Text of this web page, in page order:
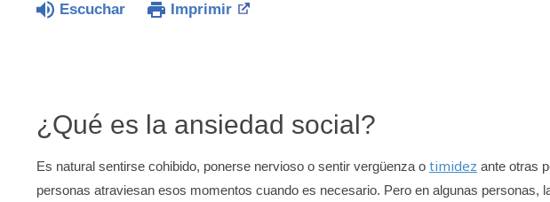
Escuchar Imprimir
¿Qué es la ansiedad social?
Es natural sentirse cohibido, ponerse nervioso o sentir vergüenza o timidez ante otras
personas atraviesan esos momentos cuando es necesario. Pero en algunas personas,